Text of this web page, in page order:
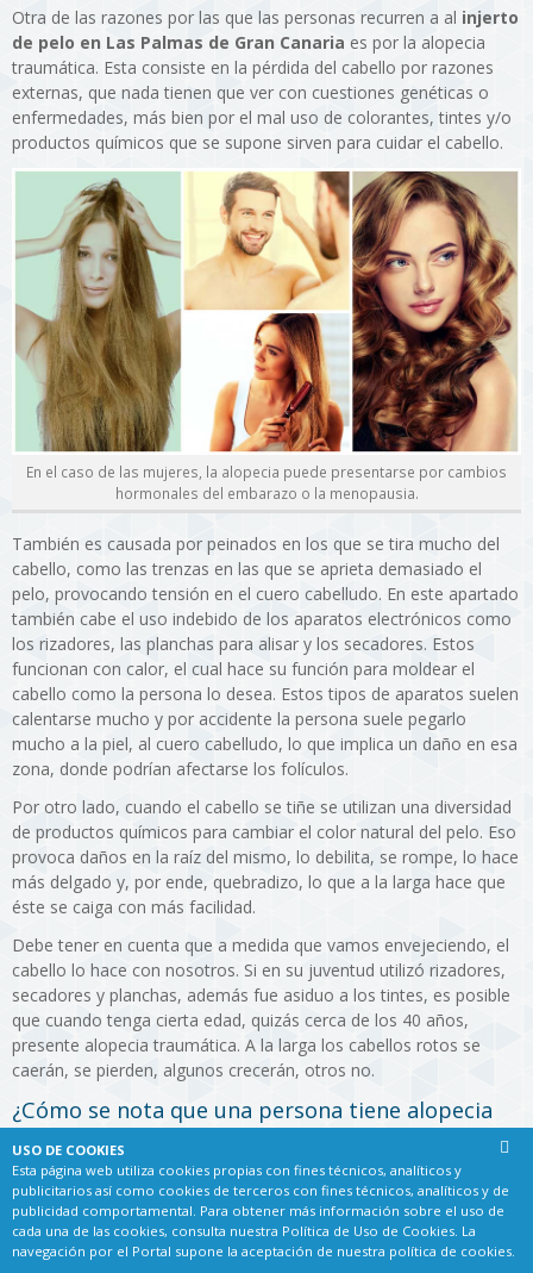
Otra de las razones por las que las personas recurren a al injerto
de pelo en Las Palmas de Gran Canaria es por la alopecia
traumática. Esta consiste en la pérdida del cabello por razones
externas, que nada tienen que ver con cuestiones genéticas o
enfermedades, más bien por el mal uso de colorantes, tintes y/o
productos químicos que se supone sirven para cuidar el cabello.
En el caso de las mujeres, la alopecia puede presentarse por cambios
hormonales del embarazo o la menopausia.
También es causada por peinados en los que se tira mucho del
cabello, como las trenzas en las que se aprieta demasiado el
pelo, provocando tensión en el cuero cabelludo. En este apartado
también cabe el uso indebido de los aparatos electrónicos como
los rizadores, las planchas para alisar y los secadores. Estos
funcionan con calor, el cual hace su función para moldear el
cabello como la persona lo desea. Estos tipos de aparatos suelen
calentarse mucho y por accidente la persona suele pegarlo
mucho a la piel, al cuero cabelludo, lo que implica un daño en esa
zona, donde podrían afectarse los folículos.
Por otro lado, cuando el cabello se tiñe se utilizan una diversidad
de productos químicos para cambiar el color natural del pelo. Eso
provoca daños en la raíz del mismo, lo debilita, se rompe, lo hace
más delgado y, por ende, quebradizo, lo que a la larga hace que
éste se caiga con más facilidad.
Debe tener en cuenta que a medida que vamos envejeciendo, el
cabello lo hace con nosotros. Si en su juventud utilizó rizadores,
secadores y planchas, además fue asiduo a los tintes, es posible
que cuando tenga cierta edad, quizás cerca de los 40 años,
presente alopecia traumática. A la larga los cabellos rotos se
caerán, se pierden, algunos crecerán, otros no.
¿Cómo se nota que una persona tiene alopecia
traumática?
Si bien no hay zonas en las que se identifiquen calvas, si el
crecimiento del cabello es distinto. Hay una diferencia en el
número de pelos en las unidades foliculares.
A diferencia de otras alopecias, la traumática se puede prevenir,
USO DE COOKIES
Esta página web utiliza cookies propias con fines técnicos, analíticos y
publicitarios así como cookies de terceros con fines técnicos, analíticos y de
publicidad comportamental. Para obtener más información sobre el uso de
cada una de las cookies, consulta nuestra Política de Uso de Cookies. La
navegación por el Portal supone la aceptación de nuestra política de cookies.